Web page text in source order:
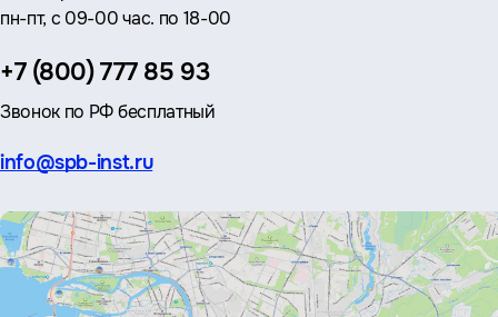
пн-пт, с 09-00 час. по 18-00
Телефон:
+7 (800) 777 85 93
Звонок по РФ бесплатный
Эл.
info@spb-inst.ru